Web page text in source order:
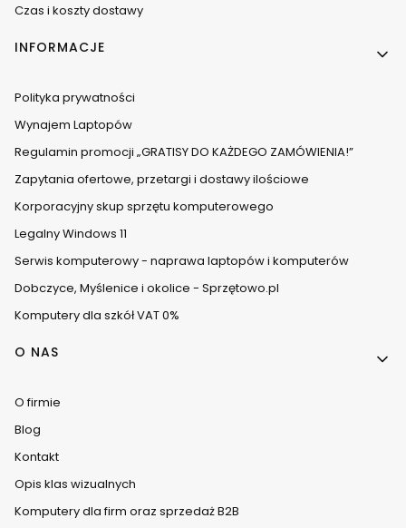
Czas i koszty dostawy
INFORMACJE
Polityka prywatności
Wynajem Laptopów
Regulamin promocji „GRATISY DO KAŻDEGO ZAMÓWIENIA!”
Zapytania ofertowe, przetargi i dostawy ilościowe
Korporacyjny skup sprzętu komputerowego
Legalny Windows 11
Serwis komputerowy - naprawa laptopów i komputerów
Dobczyce, Myślenice i okolice - Sprzętowo.pl
Komputery dla szkół VAT 0%
O NAS
O firmie
Blog
Kontakt
Opis klas wizualnych
Komputery dla firm oraz sprzedaż B2B